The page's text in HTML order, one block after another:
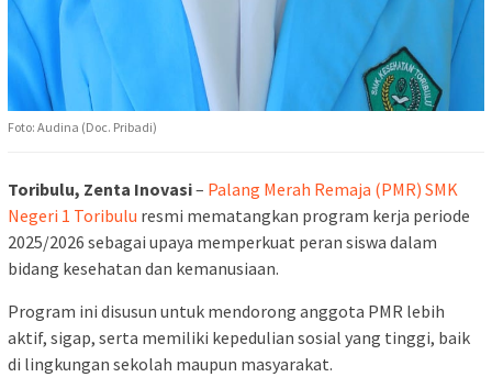
Foto: Audina (Doc. Pribadi)
Toribulu, Zenta Inovasi– Palang Merah Remaja (PMR) SMK
Negeri 1 Toribulu resmi mematangkan program kerja periode
2025/2026 sebagai upaya memperkuat peran siswa dalam
bidang kesehatan dan kemanusiaan.
Program ini disusun untuk mendorong anggota PMR lebih
aktif, sigap, serta memiliki kepedulian sosial yang tinggi, baik
di lingkungan sekolah maupun masyarakat.